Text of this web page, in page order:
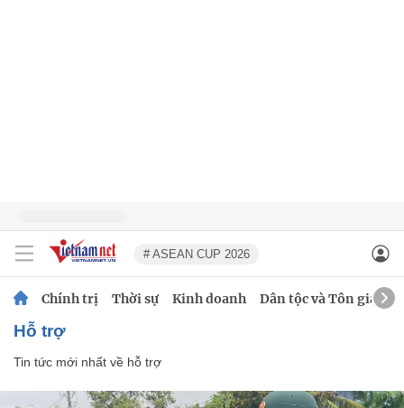
# ASEAN CUP 2026
Chính trị Thời sự Kinh doanh Dân tộc và Tôn giáo
hỗ trợ
Tin tức mới nhất về hỗ trợ